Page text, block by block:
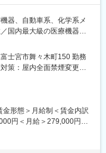
ース（減量）、リユース
ぎ、衛生的な環境を維持
し防虫管理
器、自動車系、化学系メ
国内最大級の医療機器メ
計から、病院用の体温
気機器（ME機器）に関す
す。本ポジションでは、
型技術者として、仕様検
務をお任せします。
士宮市舞々木町150 勤務
策：屋内全面禁煙変更の
ーク含む）
形態＞月給制＜賃金内訳
円＜月給＞279,000円～